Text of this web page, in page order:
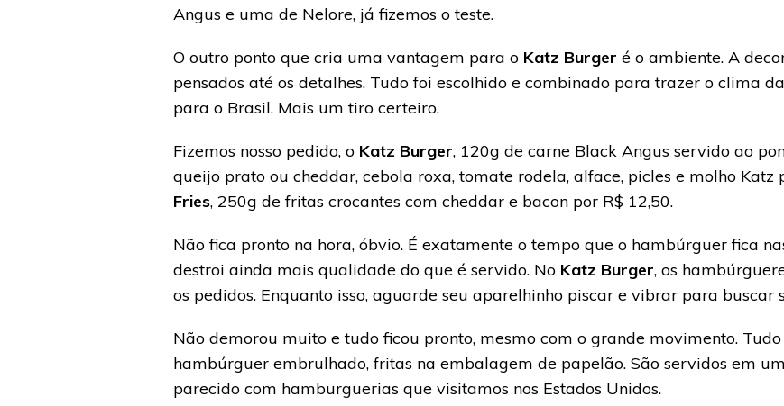
Angus e uma de Nelore, já fizemos o teste.
O outro ponto que cria uma vantagem para o Katz Burger é o ambiente. A
pensados até os detalhes. Tudo foi escolhido e combinado para trazer o clima
para o Brasil. Mais um tiro certeiro.
Fizemos nosso pedido, o Katz Burger, 120g de carne Black Angus servido ao
queijo prato ou cheddar, cebola roxa, tomate rodela, alface, picles e molho Katz
Fries, 250g de fritas crocantes com cheddar e bacon por R$ 12,50.
Não fica pronto na hora, óbvio. É exatamente o tempo que o hambúrguer fica
destroi ainda mais qualidade do que é servido. No Katz Burger, os
os pedidos. Enquanto isso, aguarde seu aparelhinho piscar e vibrar para buscar
Não demorou muito e tudo ficou pronto, mesmo com o grande movimento.
hambúrguer embrulhado, fritas na embalagem de papelão. São servidos em
parecido com hamburguerias que visitamos nos Estados Unidos.